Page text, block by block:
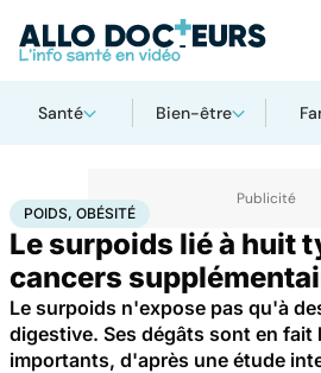
Santé Bien-être
Accueil SantéMaladies Poids, obésité
POIDS, OBÉSITÉ
Le surpoids lié à huit
cancers
Le surpoids n'expose pas qu'à
digestive. Ses dégâts sont en fait
importants, d'après une étude